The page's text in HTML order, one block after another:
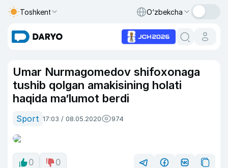
Toshkent O‘zbekcha
Umar Nurmagomedov shifoxonaga
tushib qolgan amakisining holati
haqida ma’lumot berdi
Sport 17:03 / 08.05.2020 974
0 0